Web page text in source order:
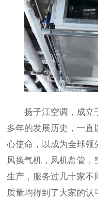
扬子江空调，成立
多年的发展历史，一
心使命，以成为全球领
风换气机，风机盘管
生产，服务过几十家不
质量均得到了大家的认